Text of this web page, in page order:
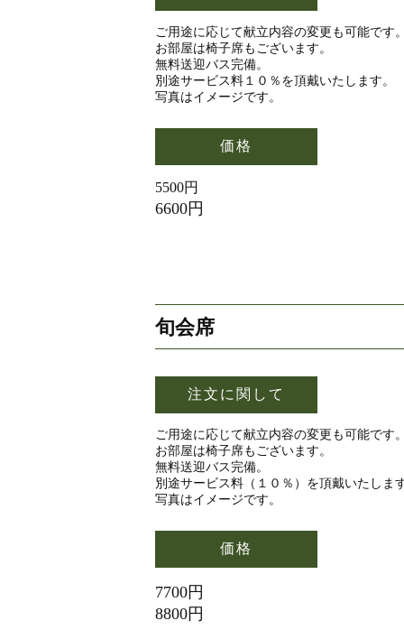
ご用途に応じて献立内容の変更も可能です
お部屋は椅子席もございます。
無料送迎バス完備。
別途サービス料１０％を頂戴いたします。
写真はイメージです。
価格
5500円
6600円
旬会席
注文に関して
ご用途に応じて献立内容の変更も可能です
お部屋は椅子席もございます。
無料送迎バス完備。
別途サービス料（１０％）を頂戴いたしま
写真はイメージです。
価格
7700円
8800円